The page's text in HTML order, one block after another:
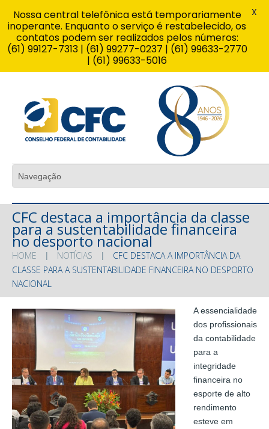
CFC destaca a importância da classe
para a sustentabilidade financeira
no desporto nacional
HOME NOTÍCIAS
CFC DESTACA A IMPORTÂNCIA DA
CLASSE PARA A SUSTENTABILIDADE FINANCEIRA NO DESPORTO
NACIONAL
A essencialidade
dos profissionais
da contabilidade
para a
integridade
financeira no
esporte de alto
rendimento
esteve em
Nossa central telefônica está temporariamente
inoperante. Enquanto o serviço é restabelecido, os
contatos podem ser realizados pelos números:
(61) 99127-7313 | (61) 99277-0237 | (61) 99633-2770
| (61) 99633-5016
X